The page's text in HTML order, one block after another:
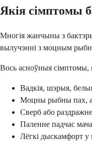
Якія сімптомы
Многія жанчыны з
вылучэнні з моцным
Вось асноўныя сімптомы,
Вадкія, шэрыя,
Моцны рыбны пах,
Сверб або
Паленне падчас
Лёгкі дыскамфорт у